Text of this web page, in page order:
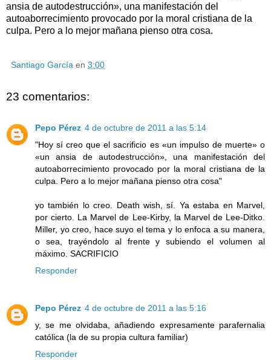
ansia de autodestrucción», una manifestación del
autoaborrecimiento provocado por la moral cristiana de la
culpa. Pero a lo mejor mañana pienso otra cosa.
Santiago García en 3:00
23 comentarios:
Pepo Pérez 4 de octubre de 2011 a las 5:14
"Hoy sí creo que el sacrificio es «un impulso de muerte» o
«un ansia de autodestrucción», una manifestación del
autoaborrecimiento provocado por la moral cristiana de la
culpa. Pero a lo mejor mañana pienso otra cosa"
yo también lo creo. Death wish, sí. Ya estaba en Marvel,
por cierto. La Marvel de Lee-Kirby, la Marvel de Lee-Ditko.
Miller, yo creo, hace suyo el tema y lo enfoca a su manera,
o sea, trayéndolo al frente y subiendo el volumen al
máximo. SACRIFICIO
Responder
Pepo Pérez 4 de octubre de 2011 a las 5:16
y, se me olvidaba, añadiendo expresamente parafernalia
católica (la de su propia cultura familiar)
Responder